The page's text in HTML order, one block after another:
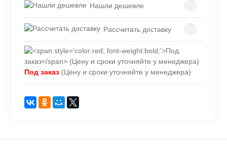
Нашли дешевле
Рассчитать доставку
Под заказ (Цену и сроки уточняйте у менеджера)